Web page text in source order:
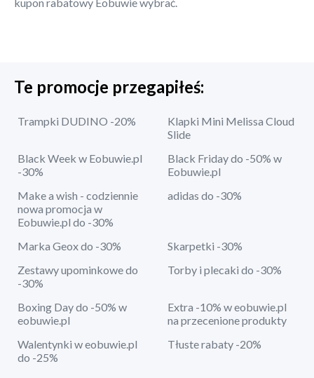
Te promocje przegapiłeś:
Trampki DUDINO -20%
Klapki Mini Melissa Cloud
Slide
Black Week w Eobuwie.pl
-30%
Black Friday do -50% w
Eobuwie.pl
Make a wish - codziennie
nowa promocja w
Eobuwie.pl do -30%
adidas do -30%
Marka Geox do -30%
Skarpetki -30%
Zestawy upominkowe do
-30%
Torby i plecaki do -30%
Boxing Day do -50% w
eobuwie.pl
Extra -10% w eobuwie.pl
na przecenione produkty
Walentynki w eobuwie.pl
do -25%
Tłuste rabaty -20%